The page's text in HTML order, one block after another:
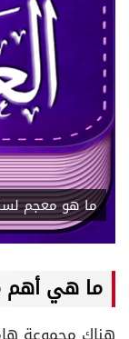
ما هو معجم
ما هي أهم